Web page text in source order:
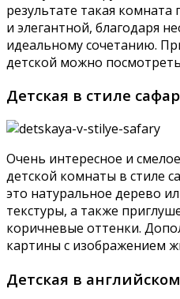
результате такая
и элегантной, благодаря
идеальному сочетанию.
детской можно
Детская в стиле
Очень интересное и
детской комнаты в стиле
это натуральное дерево
текстуры, а также
коричневые оттенки.
картины с изображением
Детская в